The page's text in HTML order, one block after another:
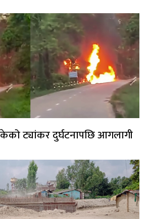
ट्यांकर दुर्घटनापछि आगलागी